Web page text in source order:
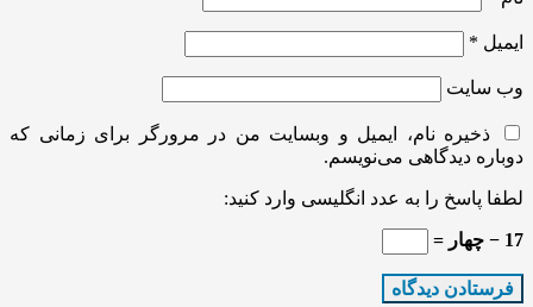
ایمیل *
وب‌ سایت
ذخیره نام، ایمیل و وبسایت من در مرورگر برای زمانی که
دوباره دیدگاهی می‌نویسم.
لطفا پاسخ را به عدد انگلیسی وارد کنید:
17 − چهار =